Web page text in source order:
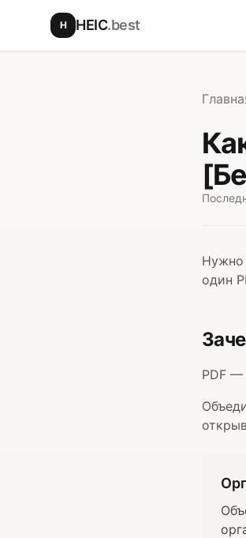
Перейти к основному содержимому
H HEIC.best
Нужно
один
PDF —